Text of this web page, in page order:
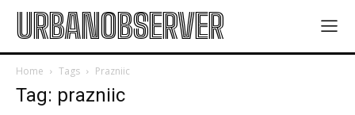
URBANOBSERVER
Home Tags Prazniic
Tag: prazniic